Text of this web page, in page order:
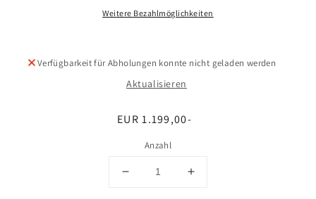
Weitere Bezahlmöglichkeiten
Verfügbarkeit für Abholungen konnte nicht geladen werden
Aktualisieren
Normaler
EUR 1.199,00-
Anzahl
Verringere
Erhöhe